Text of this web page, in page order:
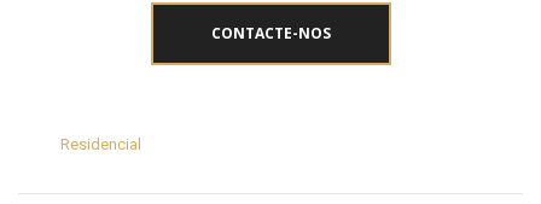
CONTACTE-NOS
Residencial